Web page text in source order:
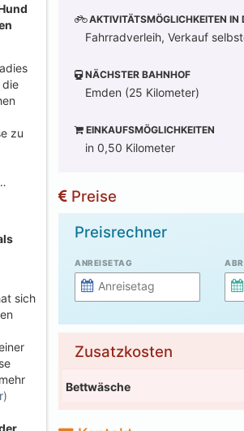
die
zu
sich
AKTIVITÄTSMÖGLICHKEITEN IN
Fahrradverleih, Verkauf
NÄCHSTER BAHNHOF
Emden (25 Kilometer)
EINKAUFSMÖGLICHKEITEN
in 0,50 Kilometer
Preise
Preisrechner
ANREISETAG
Zusatzkosten
Bettwäsche